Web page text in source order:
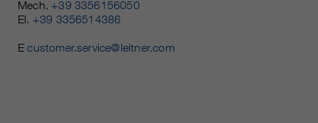
Mech. +39 3356156050
El. +39 3356514386
Ecustomer.service@leitner.com